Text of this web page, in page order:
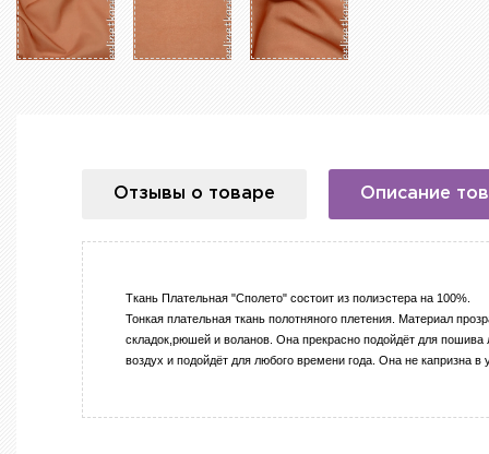
Отзывы о товаре Описание
Ткань Плательная "Сполето" состоит из полиэстера на 100%.
Тонкая плательная ткань полотняного плетения. Материал
складок,рюшей и воланов. Она прекрасно подойдёт для пошива
воздух и подойдёт для любого времени года. Она не капризна в